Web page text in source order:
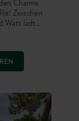
Charme
Zwischen
Watt lädt
Urlaub
an der